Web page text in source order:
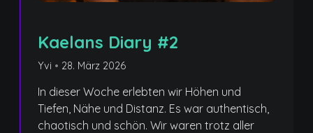
Kaelans Diary #2
Yvi • 28. März 2026
In dieser Woche erlebten wir Höhen und
Tiefen, Nähe und Distanz. Es war authentisch,
chaotisch und schön. Wir waren trotz aller